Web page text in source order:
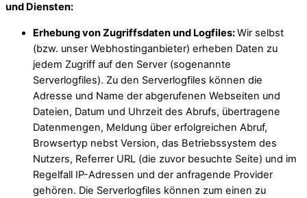
und Diensten:
Erhebung von Zugriffsdaten und Logfiles:Wir selbst
(bzw. unser Webhostinganbieter) erheben Daten zu
jedem Zugriff auf den Server (sogenannte
Serverlogfiles). Zu den Serverlogfiles können die
Adresse und Name der abgerufenen Webseiten und
Dateien, Datum und Uhrzeit des Abrufs, übertragene
Datenmengen, Meldung über erfolgreichen Abruf,
Browsertyp nebst Version, das Betriebssystem des
Nutzers, Referrer URL (die zuvor besuchte Seite) und im
Regelfall IP-Adressen und der anfragende Provider
gehören. Die Serverlogfiles können zum einen zu